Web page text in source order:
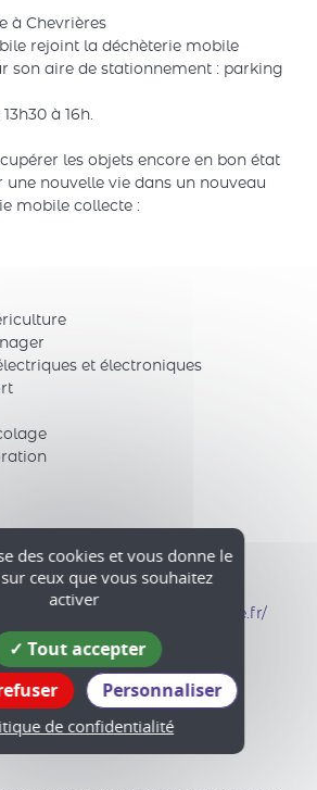
à Chevrières
rejoint la déchèterie mobile
son aire de stationnement : parking
à 16h.
les objets encore en bon état
une nouvelle vie dans un nouveau
mobile collecte :
et électroniques
vercors-isere.fr/
des cookies et vous donne le
ceux que vous souhaitez
activer
Tout accepter
Personnaliser
de confidentialité